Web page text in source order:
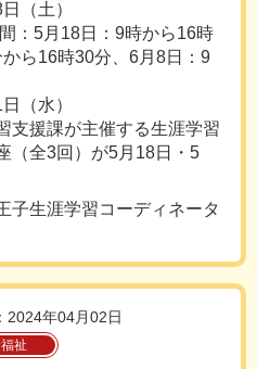
（土）
：5月18日：9時から16時
ら16時30分、6月8日：9
（水）
援課が主催する生涯学習
（全3回）が5月18日・5
生涯学習コーディネータ
2024年04月02日
祉